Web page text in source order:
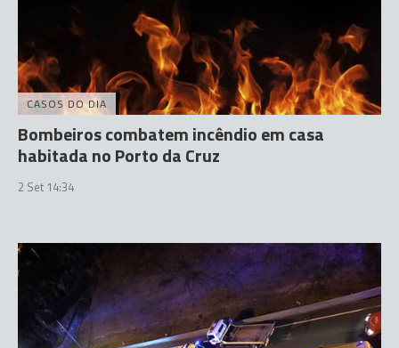
CASOS DO DIA
Bombeiros combatem incêndio em casa
habitada no Porto da Cruz
2 Set 14:34